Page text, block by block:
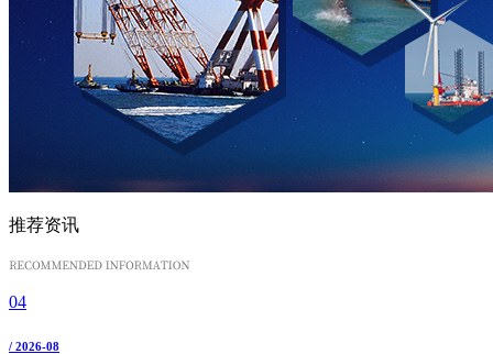
推荐资讯
04
/ 2026-08